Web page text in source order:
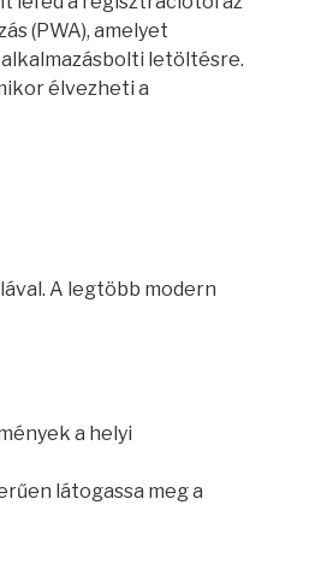
(PWA), amelyet
letöltésre.
élvezheti a
A legtöbb modern
a helyi
látogassa meg a